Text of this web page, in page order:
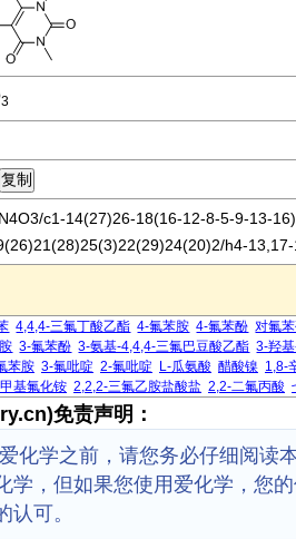
3
c1-14(27)26-18(16-12-8-5-9-13-
h4-
4,4,4-三氟丁酸乙酯 4-氟苯胺 4-氟苯酚 对氟
3-氟苯酚 3-氨基-4,4,4-三氟巴豆酸乙酯 3-羟
苯胺 3-氟吡啶 2-氟吡啶 L-瓜氨酸 醋酸镍 1,8-
基氟化铵 2,2,2-三氟乙胺盐酸盐 2,2-二氟丙酸
免责声明：
化学之前，请您务必仔细阅读
学，但如果您使用爱化学，您
认可。